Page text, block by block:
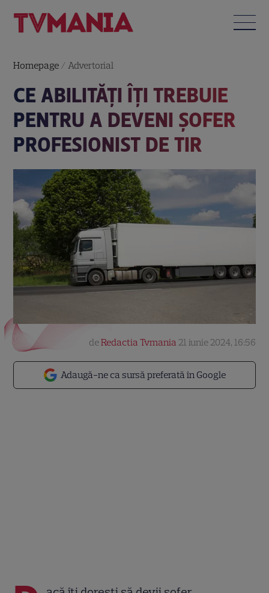
Homepage / Advertorial
CE ABILITĂȚI ÎȚI TREBUIE
PENTRU A DEVENI ȘOFER
PROFESIONIST DE TIR
Adaugă-ne ca sursă preferată în Google
deRedactia Tvmania 21 iunie 2024, 16:56